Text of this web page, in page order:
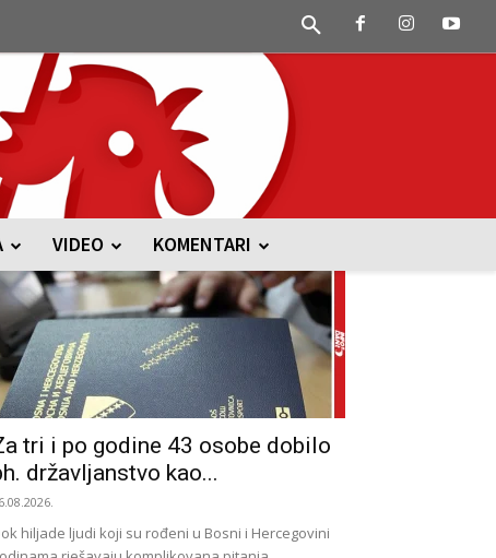
VIDEO KOMENTARI
tri i po godine 43 osobe dobilo
državljanstvo kao...
hiljade ljudi koji su rođeni u Bosni i Hercegovini